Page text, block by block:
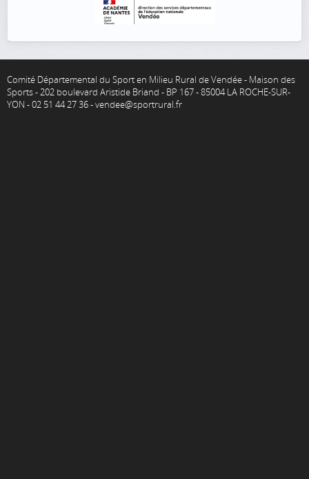
Comité Départemental du Sport en Milieu Rural de Vendée - Maison des
Sports - 202 boulevard Aristide Briand - BP 167 - 85004 LA ROCHE-SUR-
YON - 02 51 44 27 36 - vendee@sportrural.fr